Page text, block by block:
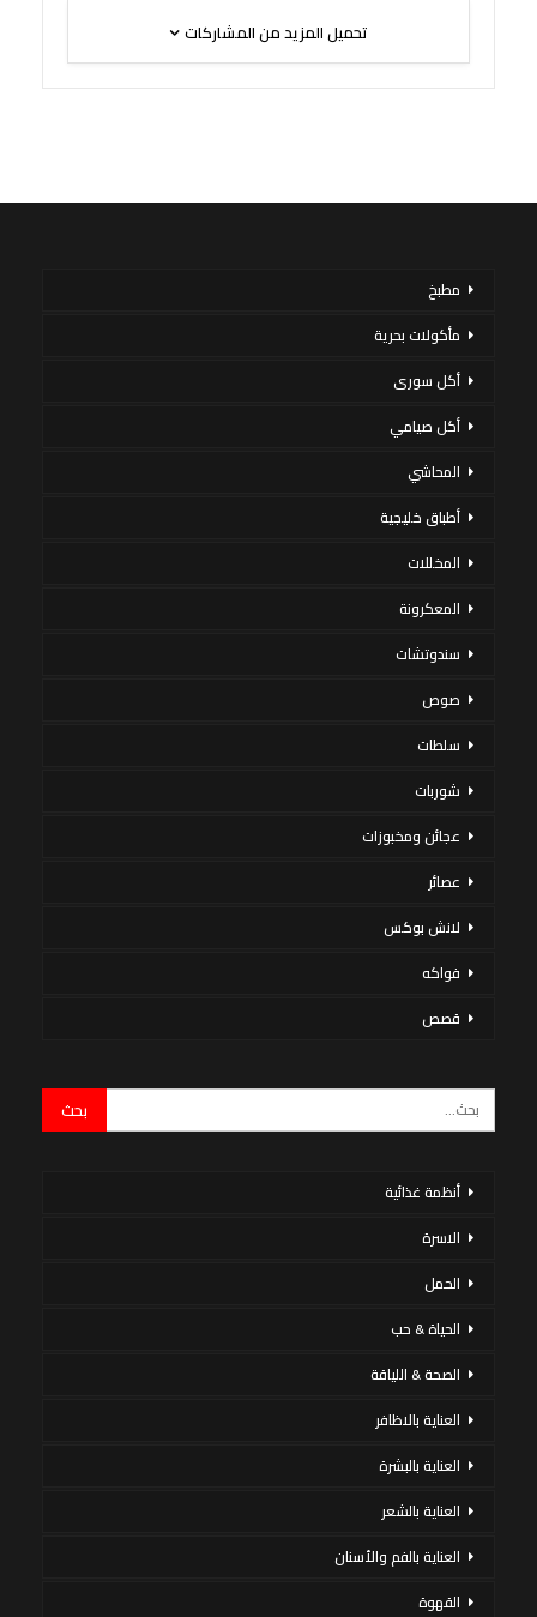
تحميل المزيد من المشاركات
مطبخ
مأكولات بحرية
أكل سورى
أكل صيامي
المحاشي
أطباق خليجية
المخللات
المعكرونة
سندوتشات
صوص
سلطات
شوربات
عجائن ومخبوزات
عصائر
لانش بوكس
فواكه
قصص
أنظمة غذائية
الاسرة
الحمل
الحياة & حب
الصحة & اللياقة
العناية بالاظافر
العناية بالبشرة
العناية بالشعر
العناية بالفم والأسنان
القهوة